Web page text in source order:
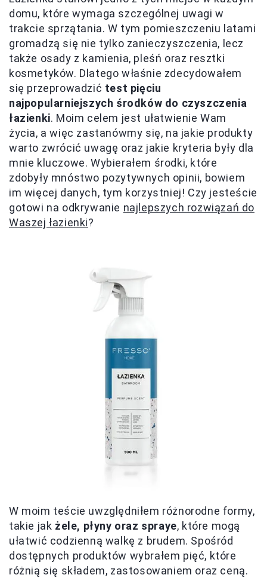
domu, które wymaga szczególnej uwagi w
trakcie sprzątania. W tym pomieszczeniu latami
gromadzą się nie tylko zanieczyszczenia, lecz
także osady z kamienia, pleśń oraz resztki
kosmetyków. Dlatego właśnie zdecydowałem
się przeprowadzić test pięciu
najpopularniejszych środków do czyszczenia
łazienki. Moim celem jest ułatwienie Wam
życia, a więc zastanówmy się, na jakie produkty
warto zwrócić uwagę oraz jakie kryteria były dla
mnie kluczowe. Wybierałem środki, które
zdobyły mnóstwo pozytywnych opinii, bowiem
im więcej danych, tym korzystniej! Czy jesteście
gotowi na odkrywanie najlepszych rozwiązań do
Waszej łazienki?
W moim teście uwzględniłem różnorodne formy,
takie jak żele, płyny oraz spraye, które mogą
ułatwić codzienną walkę z brudem. Spośród
dostępnych produktów wybrałem pięć, które
różnią się składem, zastosowaniem oraz ceną.